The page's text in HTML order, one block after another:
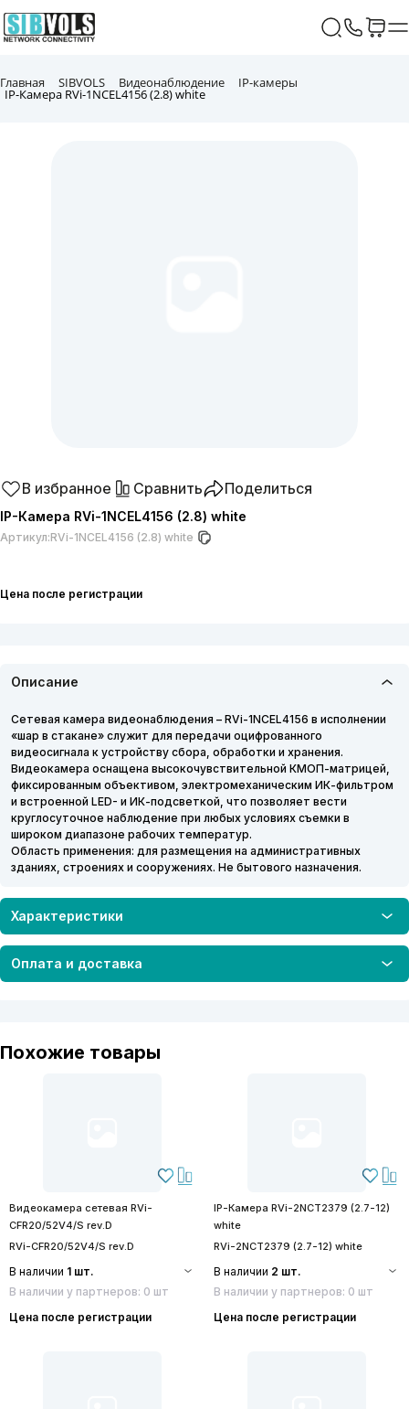
Главная SIBVOLS Видеонаблюдение IP-камеры
IP-Камера RVi-1NCEL4156 (2.8) white
В избранное Сравнить Поделиться
IP-Камера RVi-1NCEL4156 (2.8) white
Артикул:RVi-1NCEL4156 (2.8) white
Цена после регистрации
Описание
Сетевая камера видеонаблюдения – RVi-1NCEL4156 в исполнении
«шар в стакане» служит для передачи оцифрованного
видеосигнала к устройству сбора, обработки и хранения.
Видеокамера оснащена высокочувствительной КМОП-матрицей,
фиксированным объективом, электромеханическим ИК-фильтром
и встроенной LED- и ИК-подсветкой, что позволяет вести
круглосуточное наблюдение при любых условиях съемки в
широком диапазоне рабочих температур.
Область применения: для размещения на административных
зданиях, строениях и сооружениях. Не бытового назначения.
Характеристики
Оплата и доставка
Похожие товары
Видеокамера сетевая RVi-
CFR20/52V4/S rev.D
RVi-CFR20/52V4/S rev.D
В наличии 1 шт.
В наличии у партнеров: 0 шт
Цена после регистрации
IP-Камера RVi-2NCT2379 (2.7-12)
white
RVi-2NCT2379 (2.7-12) white
В наличии 2 шт.
В наличии у партнеров: 0 шт
Цена после регистрации